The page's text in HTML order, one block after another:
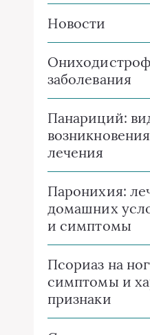
Новости
заболевания
Панариций:
лечения
Паронихия:
домашних
и симптомы
Псориаз на
симптомы и
признаки